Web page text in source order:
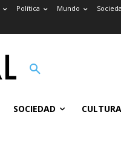
Política Mundo
SOCIEDAD CULTURA